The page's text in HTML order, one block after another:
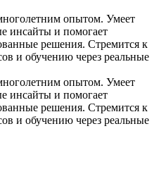
опытом. Умеет
инсайты и помогает
решения. Стремится к
и обучению через реальные
опытом. Умеет
инсайты и помогает
решения. Стремится к
и обучению через реальные